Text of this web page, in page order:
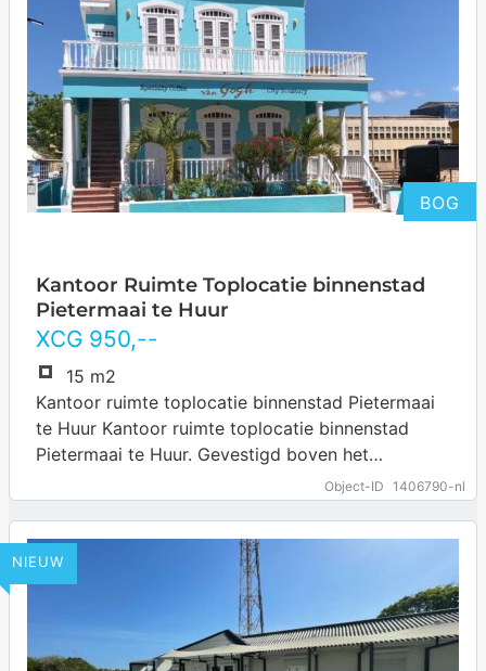
BOG
Kantoor Ruimte Toplocatie binnenstad
Pietermaai te Huur
XCG 950,--
Object-ID 1406790-nl
15 m2
Kantoor ruimte toplocatie binnenstad Pietermaai
te Huur Kantoor ruimte toplocatie binnenstad
Pietermaai te Huur. Gevestigd boven het
specialiteiten koffierestaurant Van Gogh in
Pietermaai. Is koffie jouw favoriete collega?…
NIEUW